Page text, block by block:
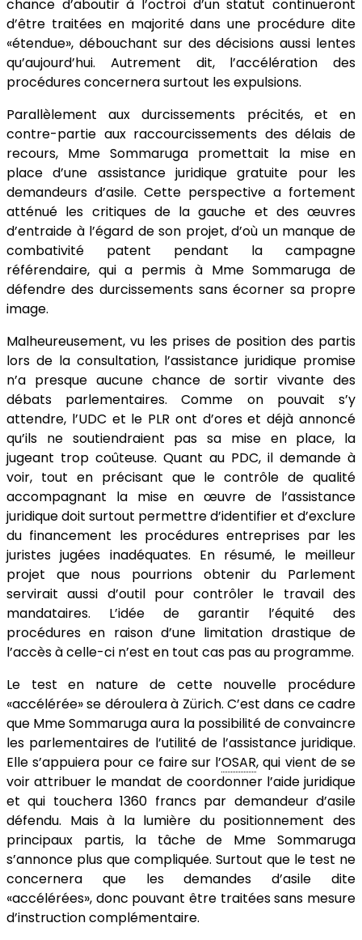
chance d’aboutir à l’octroi d’un statut continueront
d’être traitées en majorité dans une procédure dite
«étendue», débouchant sur des décisions aussi lentes
qu’aujourd’hui. Autrement dit, l’accélération des
procédures concernera surtout les expulsions.
Parallèlement aux durcissements précités, et en
contre-partie aux raccourcissements des délais de
recours, Mme Sommaruga promettait la mise en
place d’une assistance juridique gratuite pour les
demandeurs d’asile. Cette perspective a fortement
atténué les critiques de la gauche et des œuvres
d’entraide à l’égard de son projet, d’où un manque de
combativité patent pendant la campagne
référendaire, qui a permis à Mme Sommaruga de
défendre des durcissements sans écorner sa propre
image.
Malheureusement, vu les prises de position des partis
lors de la consultation, l’assistance juridique promise
n’a presque aucune chance de sortir vivante des
débats parlementaires. Comme on pouvait s’y
attendre, l’UDC et le PLR ont d’ores et déjà annoncé
qu’ils ne soutiendraient pas sa mise en place, la
jugeant trop coûteuse. Quant au PDC, il demande à
voir, tout en précisant que le contrôle de qualité
accompagnant la mise en œuvre de l’assistance
juridique doit surtout permettre d’identifier et d’exclure
du financement les procédures entreprises par les
juristes jugées inadéquates. En résumé, le meilleur
projet que nous pourrions obtenir du Parlement
servirait aussi d’outil pour contrôler le travail des
mandataires. L’idée de garantir l’équité des
procédures en raison d’une limitation drastique de
l’accès à celle-ci n’est en tout cas pas au programme.
Le test en nature de cette nouvelle procédure
«accélérée» se déroulera à Zürich. C’est dans ce cadre
que Mme Sommaruga aura la possibilité de convaincre
les parlementaires de l’utilité de l’assistance juridique.
Elle s’appuiera pour ce faire sur l’OSAR, qui vient de se
voir attribuer le mandat de coordonner l’aide juridique
et qui touchera 1360 francs par demandeur d’asile
défendu. Mais à la lumière du positionnement des
principaux partis, la tâche de Mme Sommaruga
s’annonce plus que compliquée. Surtout que le test ne
concernera que les demandes d’asile dite
«accélérées», donc pouvant être traitées sans mesure
d’instruction complémentaire.